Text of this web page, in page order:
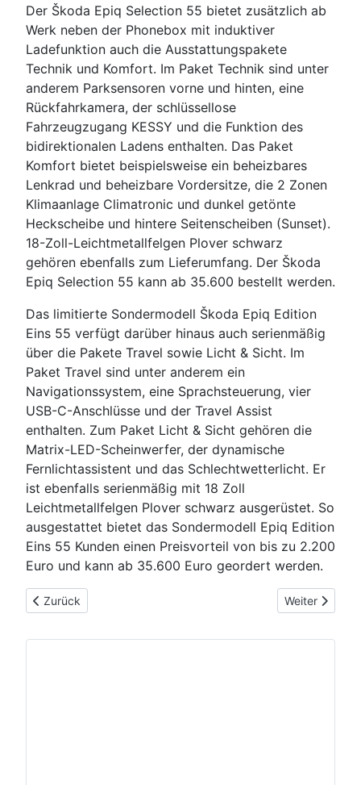
Der Škoda Epiq Selection 55 bietet zusätzlich ab
Werk neben der Phonebox mit induktiver
Ladefunktion auch die Ausstattungspakete
Technik und Komfort. Im Paket Technik sind unter
anderem Parksensoren vorne und hinten, eine
Rückfahrkamera, der schlüssellose
Fahrzeugzugang KESSY und die Funktion des
bidirektionalen Ladens enthalten. Das Paket
Komfort bietet beispielsweise ein beheizbares
Lenkrad und beheizbare Vordersitze, die 2 Zonen
Klimaanlage Climatronic und dunkel getönte
Heckscheibe und hintere Seitenscheiben (Sunset).
18-Zoll-Leichtmetallfelgen Plover schwarz
gehören ebenfalls zum Lieferumfang. Der Škoda
Epiq Selection 55 kann ab 35.600 bestellt werden.
Das limitierte Sondermodell Škoda Epiq Edition
Eins 55 verfügt darüber hinaus auch serienmäßig
über die Pakete Travel sowie Licht & Sicht. Im
Paket Travel sind unter anderem ein
Navigationssystem, eine Sprachsteuerung, vier
USB-C-Anschlüsse und der Travel Assist
enthalten. Zum Paket Licht & Sicht gehören die
Matrix-LED-Scheinwerfer, der dynamische
Fernlichtassistent und das Schlechtwetterlicht. Er
ist ebenfalls serienmäßig mit 18 Zoll
Leichtmetallfelgen Plover schwarz ausgerüstet. So
ausgestattet bietet das Sondermodell Epiq Edition
Eins 55 Kunden einen Preisvorteil von bis zu 2.200
Euro und kann ab 35.600 Euro geordert werden.
Vorheriger Beitrag: 2026-05-19: Skoda Epiq: das neue
Zurück Nächster
Weiter